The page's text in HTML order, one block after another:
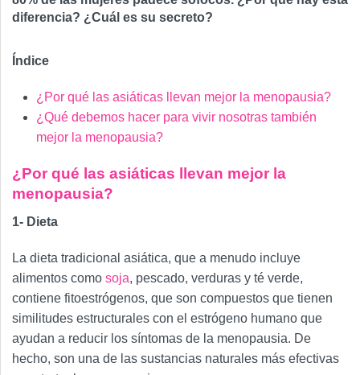
diferencia? ¿Cuál es su secreto?
Índice
¿Por qué las asiáticas llevan mejor la menopausia?
¿Qué debemos hacer para vivir nosotras también
mejor la menopausia?
¿Por qué las asiáticas llevan mejor la
menopausia?
1- Dieta
La dieta tradicional asiática, que a menudo incluye
alimentos como soja, pescado, verduras y té verde,
contiene fitoestrógenos, que son compuestos que tienen
similitudes estructurales con el estrógeno humano que
ayudan a reducir los síntomas de la menopausia. De
hecho, son una de las sustancias naturales más efectivas